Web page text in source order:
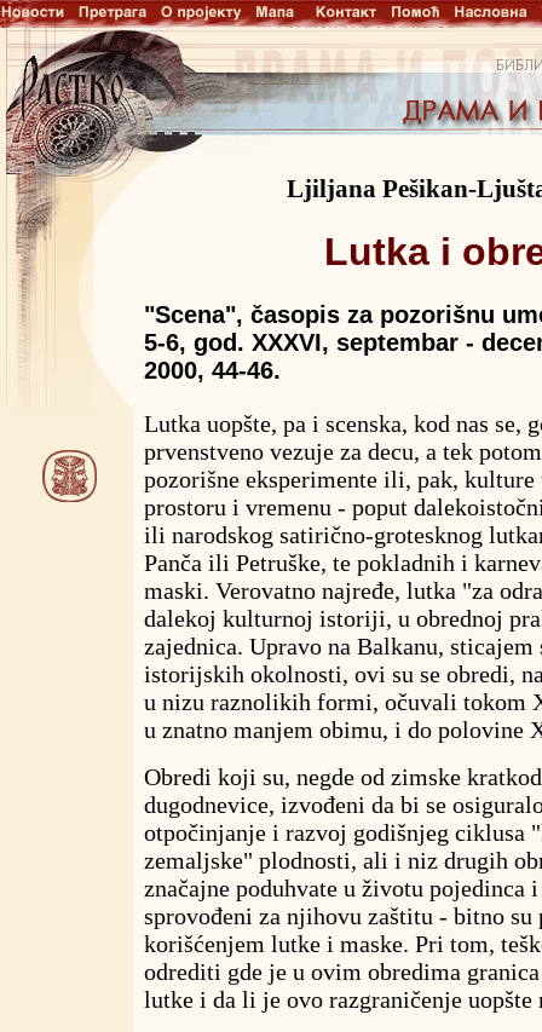
Ljiljana Pešikan-
Lutka i
"Scena", časopis za pozorišnu
5-6, god. XXXVI, septembar -
2000, 44-46.
Lutka uopšte, pa i scenska, kod nas se,
prvenstveno vezuje za decu, a tek
pozorišne eksperimente ili, pak, kulture
prostoru i vremenu - poput
ili narodskog satirično-grotesknog
Panča ili Petruške, te pokladnih i
maski. Verovatno najređe, lutka "za
dalekoj kulturnoj istoriji, u obrednoj
zajednica. Upravo na Balkanu,
istorijskih okolnosti, ovi su se obredi,
u nizu raznolikih formi, očuvali tokom
u znatno manjem obimu, i do polovine
Obredi koji su, negde od zimske
dugodnevice, izvođeni da bi se
otpočinjanje i razvoj godišnjeg ciklusa
zemaljske" plodnosti, ali i niz drugih
značajne poduhvate u životu
sprovođeni za njihovu zaštitu - bitno su
korišćenjem lutke i maske. Pri tom,
odrediti gde je u ovim obredima
lutke i da li je ovo razgraničenje uopšte